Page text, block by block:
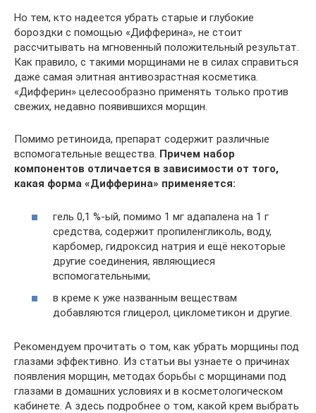
Но тем, кто надеется убрать старые и глубокие
бороздки с помощью «Дифферина», не стоит
рассчитывать на мгновенный положительный результат.
Как правило, с такими морщинами не в силах справиться
даже самая элитная антивозрастная косметика.
«Дифферин» целесообразно применять только против
свежих, недавно появившихся морщин.
Помимо ретиноида, препарат содержит различные
вспомогательные вещества. Причем набор
компонентов отличается в зависимости от того,
какая форма «Дифферина» применяется:
гель 0,1 %-ый, помимо 1 мг адапалена на 1 г
средства, содержит пропиленгликоль, воду,
карбомер, гидроксид натрия и ещё некоторые
другие соединения, являющиеся
вспомогательными;
в креме к уже названным веществам
добавляются глицерол, циклометикон и другие.
Рекомендуем прочитать о том, как убрать морщины под
глазами эффективно. Из статьи вы узнаете о причинах
появления морщин, методах борьбы с морщинами под
глазами в домашних условиях и в косметологическом
кабинете. А здесь подробнее о том, какой крем выбрать